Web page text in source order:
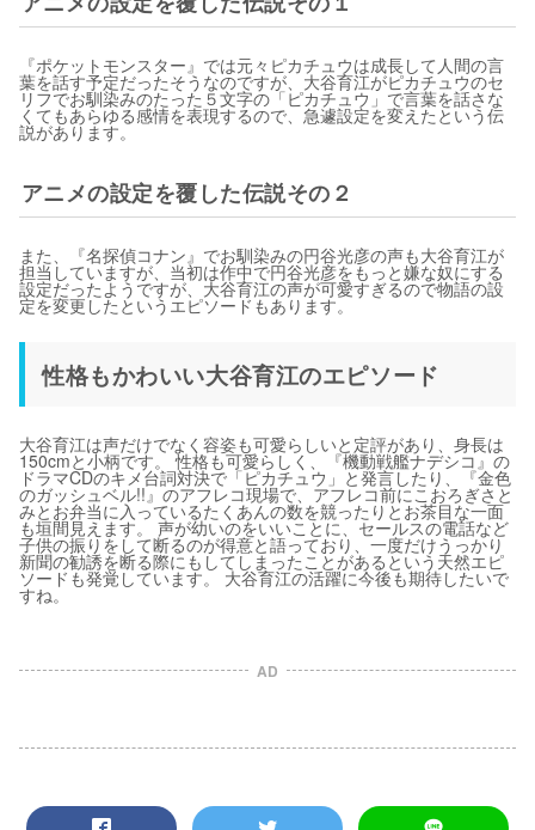
『ポケットモンスター』では元々ピカチュウは成長して人間の言
葉を話す予定だったそうなのですが、大谷育江がピカチュウのセ
リフでお馴染みのたった５文字の「ピカチュウ」で言葉を話さな
くてもあらゆる感情を表現するので、急遽設定を変えたという伝
説があります。
アニメの設定を覆した伝説その２
また、『名探偵コナン』でお馴染みの円谷光彦の声も大谷育江が
担当していますが、当初は作中で円谷光彦をもっと嫌な奴にする
設定だったようですが、大谷育江の声が可愛すぎるので物語の設
定を変更したというエピソードもあります。
性格もかわいい大谷育江のエピソード
大谷育江は声だけでなく容姿も可愛らしいと定評があり、身長は
150cmと小柄です。 性格も可愛らしく、『機動戦艦ナデシコ』の
ドラマCDのキメ台詞対決で「ピカチュウ」と発言したり、『金色
のガッシュベル!!』のアフレコ現場で、アフレコ前にこおろぎさと
みとお弁当に入っているたくあんの数を競ったりとお茶目な一面
も垣間見えます。 声が幼いのをいいことに、セールスの電話など
子供の振りをして断るのが得意と語っており、一度だけうっかり
新聞の勧誘を断る際にもしてしまったことがあるという天然エピ
ソードも発覚しています。 大谷育江の活躍に今後も期待したいで
すね。
AD